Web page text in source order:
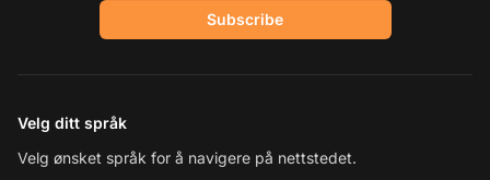
Subscribe
Velg ditt språk
Velg ønsket språk for å navigere på nettstedet.